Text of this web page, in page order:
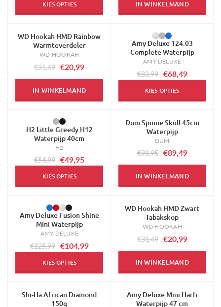
KIES OPTIES IN WINKELMAND
-33%
WD Hookah HMD Rainbow
Warmteverdeler
WD HOOKAH
€31,49 €20,99
IN WINKELMAND
Amy Deluxe 124.03
Complete Waterpijp
AMY DELUXE
€83,99 €68,49
KIES OPTIES
H2 Little Greedy H12
Waterpijp 40cm
H2
€54,99 €49,95
KIES OPTIES
-10%
Dum Spinne Skull 45cm
Waterpijp
DUM
€98,95 €89,49
IN WINKELMAND
Amy Deluxe Fusion Shine
Mini Waterpijp
AMY DELUXE
€125,99 €104,99
KIES OPTIES
-33%
WD Hookah HMD Zwart
Tabakskop
WD HOOKAH
€31,49 €20,99
IN WINKELMAND
-32%
Shi-Ha African Diamond
150g
-11%
Amy Deluxe Mini Harfi
Waterpijp 47 cm